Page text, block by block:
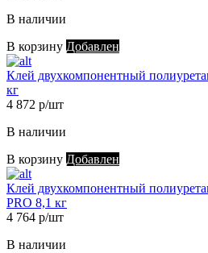
В наличии
В корзину Добавлен
Клей двухкомпонентный
кг
4 872 р/шт
В наличии
В корзину Добавлен
Клей двухкомпонентный
PRO 8,1 кг
4 764 р/шт
В наличии